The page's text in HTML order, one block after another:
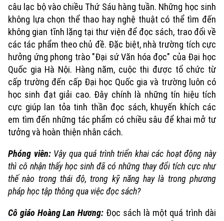
câu lạc bộ vào chiều Thứ Sáu hàng tuần. Những học sinh
không lựa chọn thể thao hay nghệ thuật có thể tìm đến
không gian tĩnh lặng tại thư viện để đọc sách, trao đổi về
các tác phẩm theo chủ đề. Đặc biệt, nhà trường tích cực
hưởng ứng phong trào "Đại sứ Văn hóa đọc" của Đại học
Quốc gia Hà Nội. Hàng năm, cuộc thi được tổ chức từ
cấp trường đến cấp Đại học Quốc gia và trường luôn có
học sinh đạt giải cao. Đây chính là những tín hiệu tích
cực giúp lan tỏa tinh thần đọc sách, khuyến khích các
em tìm đến những tác phẩm có chiều sâu để khai mở tư
tưởng và hoàn thiện nhân cách.
Phóng viên: Vậy qua quá trình triển khai các hoạt động này
thì cô nhận thấy học sinh đã có những thay đổi tích cực như
thế nào trong thái độ, trong kỹ năng hay là trong phương
pháp học tập thông qua việc đọc sách?
Cô giáo Hoàng Lan Hương: Đọc sách là một quá trình dài